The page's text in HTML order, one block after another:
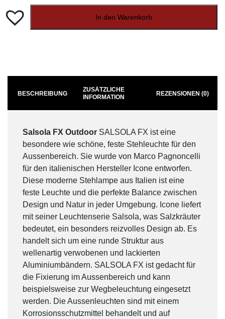
In den Warenkorb
BESCHREIBUNG
ZUSÄTZLICHE
INFORMATION
REZENSIONEN (0)
Salsola FX Outdoor SALSOLA FX ist eine
besondere wie schöne, feste Stehleuchte für den
Aussenbereich. Sie wurde von Marco Pagnoncelli
für den italienischen Hersteller Icone entworfen.
Diese moderne Stehlampe aus Italien ist eine
feste Leuchte und die perfekte Balance zwischen
Design und Natur in jeder Umgebung. Icone liefert
mit seiner Leuchtenserie Salsola, was Salzkräuter
bedeutet, ein besonders reizvolles Design ab. Es
handelt sich um eine runde Struktur aus
wellenartig verwobenen und lackierten
Aluminiumbändern. SALSOLA FX ist gedacht für
die Fixierung im Aussenbereich und kann
beispielsweise zur Wegbeleuchtung eingesetzt
werden. Die Aussenleuchten sind mit einem
Korrosionsschutzmittel behandelt und auf